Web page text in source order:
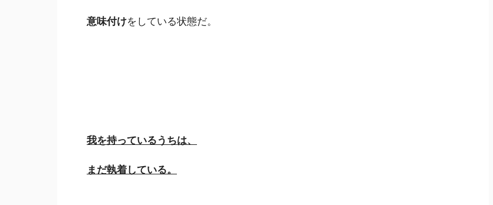
意味付けをしている状態だ。
我を持っているうちは、
まだ執着している。